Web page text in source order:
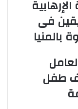
فى
بالمنيا
عاما لعامل
طفل